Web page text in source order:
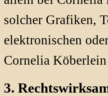
solcher Grafiken,
elektronischen
Cornelia
3.